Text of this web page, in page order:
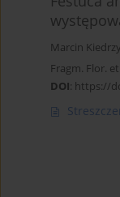
Marcin
Fragm. Flor.
DOI: https://